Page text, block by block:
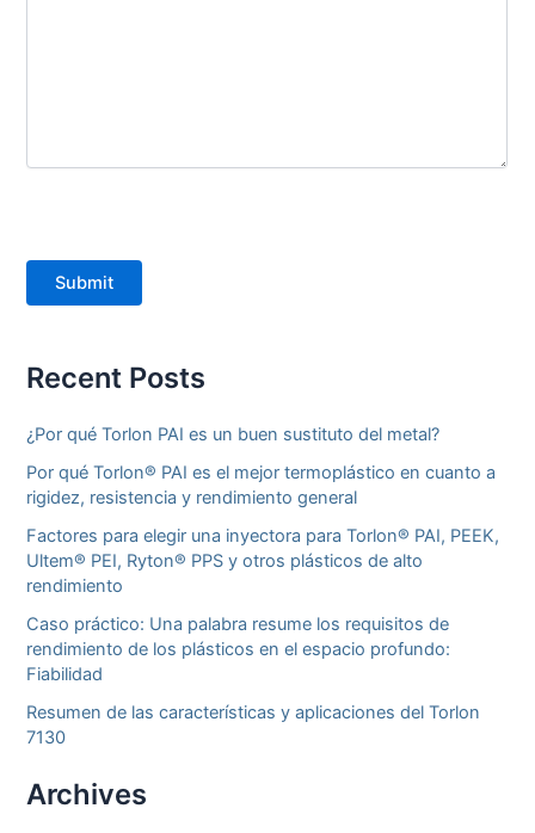
Submit
Recent Posts
¿Por qué Torlon PAI es un buen sustituto del metal?
Por qué Torlon® PAI es el mejor termoplástico en cuanto a
rigidez, resistencia y rendimiento general
Factores para elegir una inyectora para Torlon® PAI, PEEK,
Ultem® PEI, Ryton® PPS y otros plásticos de alto
rendimiento
Caso práctico: Una palabra resume los requisitos de
rendimiento de los plásticos en el espacio profundo:
Fiabilidad
Resumen de las características y aplicaciones del Torlon
7130
Archives